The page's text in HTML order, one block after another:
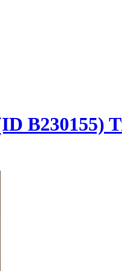
B230155)